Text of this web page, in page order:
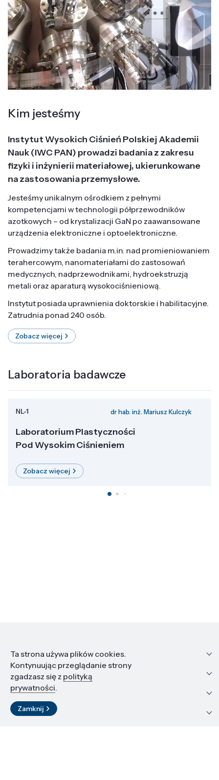
Kim jesteśmy
Instytut Wysokich Ciśnień Polskiej Akademii
Nauk (IWC PAN) prowadzi badania z zakresu
fizyki i inżynierii materiałowej, ukierunkowane
na zastosowania przemysłowe.
Jesteśmy unikalnym ośrodkiem z pełnymi
kompetencjami w technologii półprzewodników
azotkowych – od krystalizacji GaN po zaawansowane
urządzenia elektroniczne i optoelektroniczne.
Prowadzimy także badania m.in. nad promieniowaniem
terahercowym, nanomateriałami do zastosowań
medycznych, nadprzewodnikami, hydroekstruzją
metali oraz aparaturą wysokociśnieniową.
Instytut posiada uprawnienia doktorskie i habilitacyjne.
Zatrudnia ponad 240 osób.
Zobacz więcej
Laboratoria badawcze
NL-1 dr hab. inż. Mariusz Kulczyk
Laboratorium Plastyczności
Pod Wysokim Ciśnieniem
Zobacz więcej
Informacje
Edukacja i kariera
Zasoby i materiały
Kontakt
Ta strona używa plików cookies.
Kontynuując przeglądanie strony
zgadzasz się z polityką
prywatności.
Zamknij